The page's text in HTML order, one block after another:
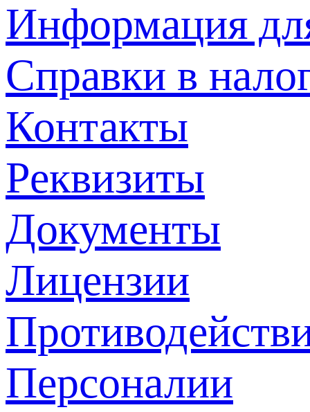
Информация
Справки в
Контакты
Реквизиты
Документы
Лицензии
Персоналии